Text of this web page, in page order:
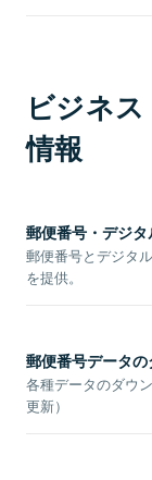
ビジネ
情報
郵便番号・デジ
郵便番号とデジタ
を提供。
郵便番号データ
各種データのダウ
更新）